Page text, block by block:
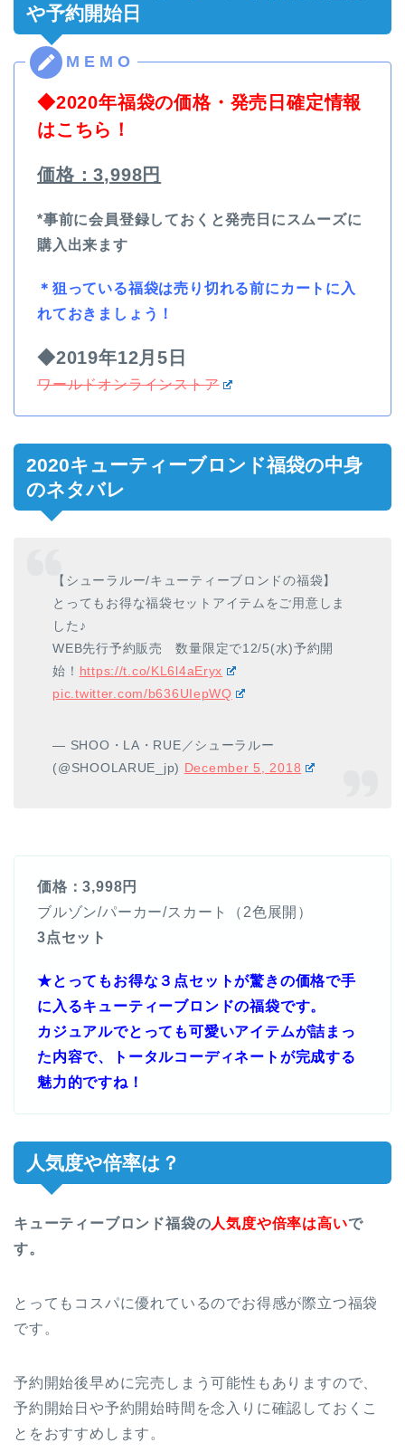
や予約開始日
◆2020年福袋の価格・発売日確定情報
はこちら！
価格：3,998円
*事前に会員登録しておくと発売日にスムーズに
購入出来ます
＊ 狙っている福袋は売り切れる前にカートに入
れておきましょう！
◆2019年12月5日
ワールドオンラインストア
2020キューティーブロンド福袋の中身
のネタバレ
【シューラルー/キューティーブロンドの福袋】
とってもお得な福袋セットアイテムをご用意しま
した♪
WEB先行予約販売 数量限定で12/5(水)予約開
始！ https://t.co/KL6l4aEryx
pic.twitter.com/b636UIepWQ
— SHOO・LA・RUE／シューラルー
(@SHOOLARUE_jp) December 5, 2018
価格：3,998円
ブルゾン/パーカー/スカート（2色展開）
3点セット
★とってもお得な３点セットが驚きの価格で手
に入るキューティーブロンドの福袋です。
カジュアルでとっても可愛いアイテムが詰まっ
た内容で、トータルコーディネートが完成する
魅力的ですね！
人気度や倍率は？
キューティーブロンド福袋の人気度や倍率は高いで
す。
とってもコスパに優れているのでお得感が際立つ福袋
です。
予約開始後早めに完売しまう可能性もありますので、
予約開始日や予約開始時間を念入りに確認しておくこ
とをおすすめします。